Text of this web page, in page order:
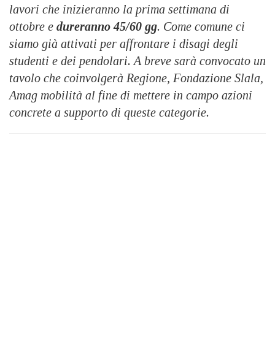
lavori che inizieranno la prima settimana di
ottobre e dureranno 45/60 gg. Come comune ci
siamo già attivati per affrontare i disagi degli
studenti e dei pendolari. A breve sarà convocato un
tavolo che coinvolgerà Regione, Fondazione Slala,
Amag mobilità al fine di mettere in campo azioni
concrete a supporto di queste categorie.